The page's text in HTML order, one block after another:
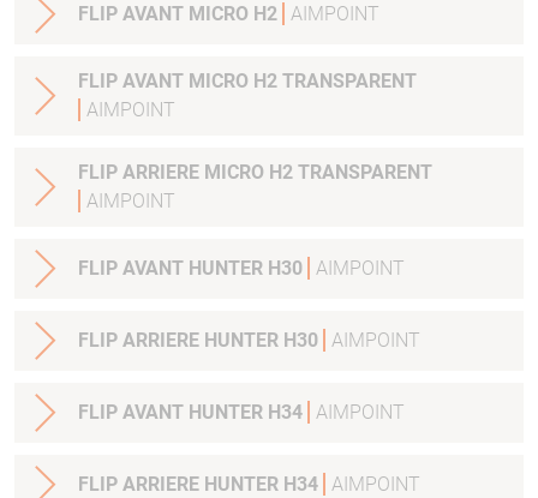
FLIP AVANT MICRO H2 AIMPOINT
FLIP AVANT MICRO H2 TRANSPARENT
AIMPOINT
FLIP ARRIERE MICRO H2 TRANSPARENT
AIMPOINT
FLIP AVANT HUNTER H30 AIMPOINT
FLIP ARRIERE HUNTER H30 AIMPOINT
FLIP AVANT HUNTER H34 AIMPOINT
FLIP ARRIERE HUNTER H34 AIMPOINT